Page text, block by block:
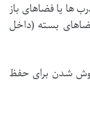
ها یا فضاهای باز
بسته (داخل
شدن برای حفظ